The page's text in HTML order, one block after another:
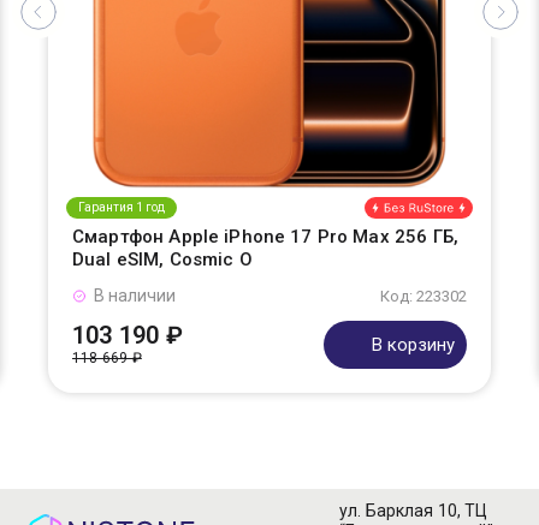
Гарантия 1 год
Смартфон Apple iPhone 17 Pro Max 256 ГБ,
Dual eSIM, Cosmic O
Код: 223302
В наличии
103 190 ₽
118 669 ₽
В корзину
ул. Барклая 10, ТЦ